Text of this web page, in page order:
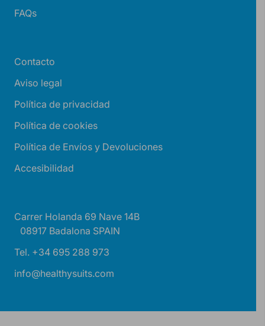
FAQs
Contacto
Aviso legal
Política de privacidad
Política de cookies
Política de Envíos y Devoluciones
Accesibilidad
Carrer Holanda 69 Nave 14B
08917 Badalona SPAIN
Tel. +34 695 288 973
info@healthysuits.com